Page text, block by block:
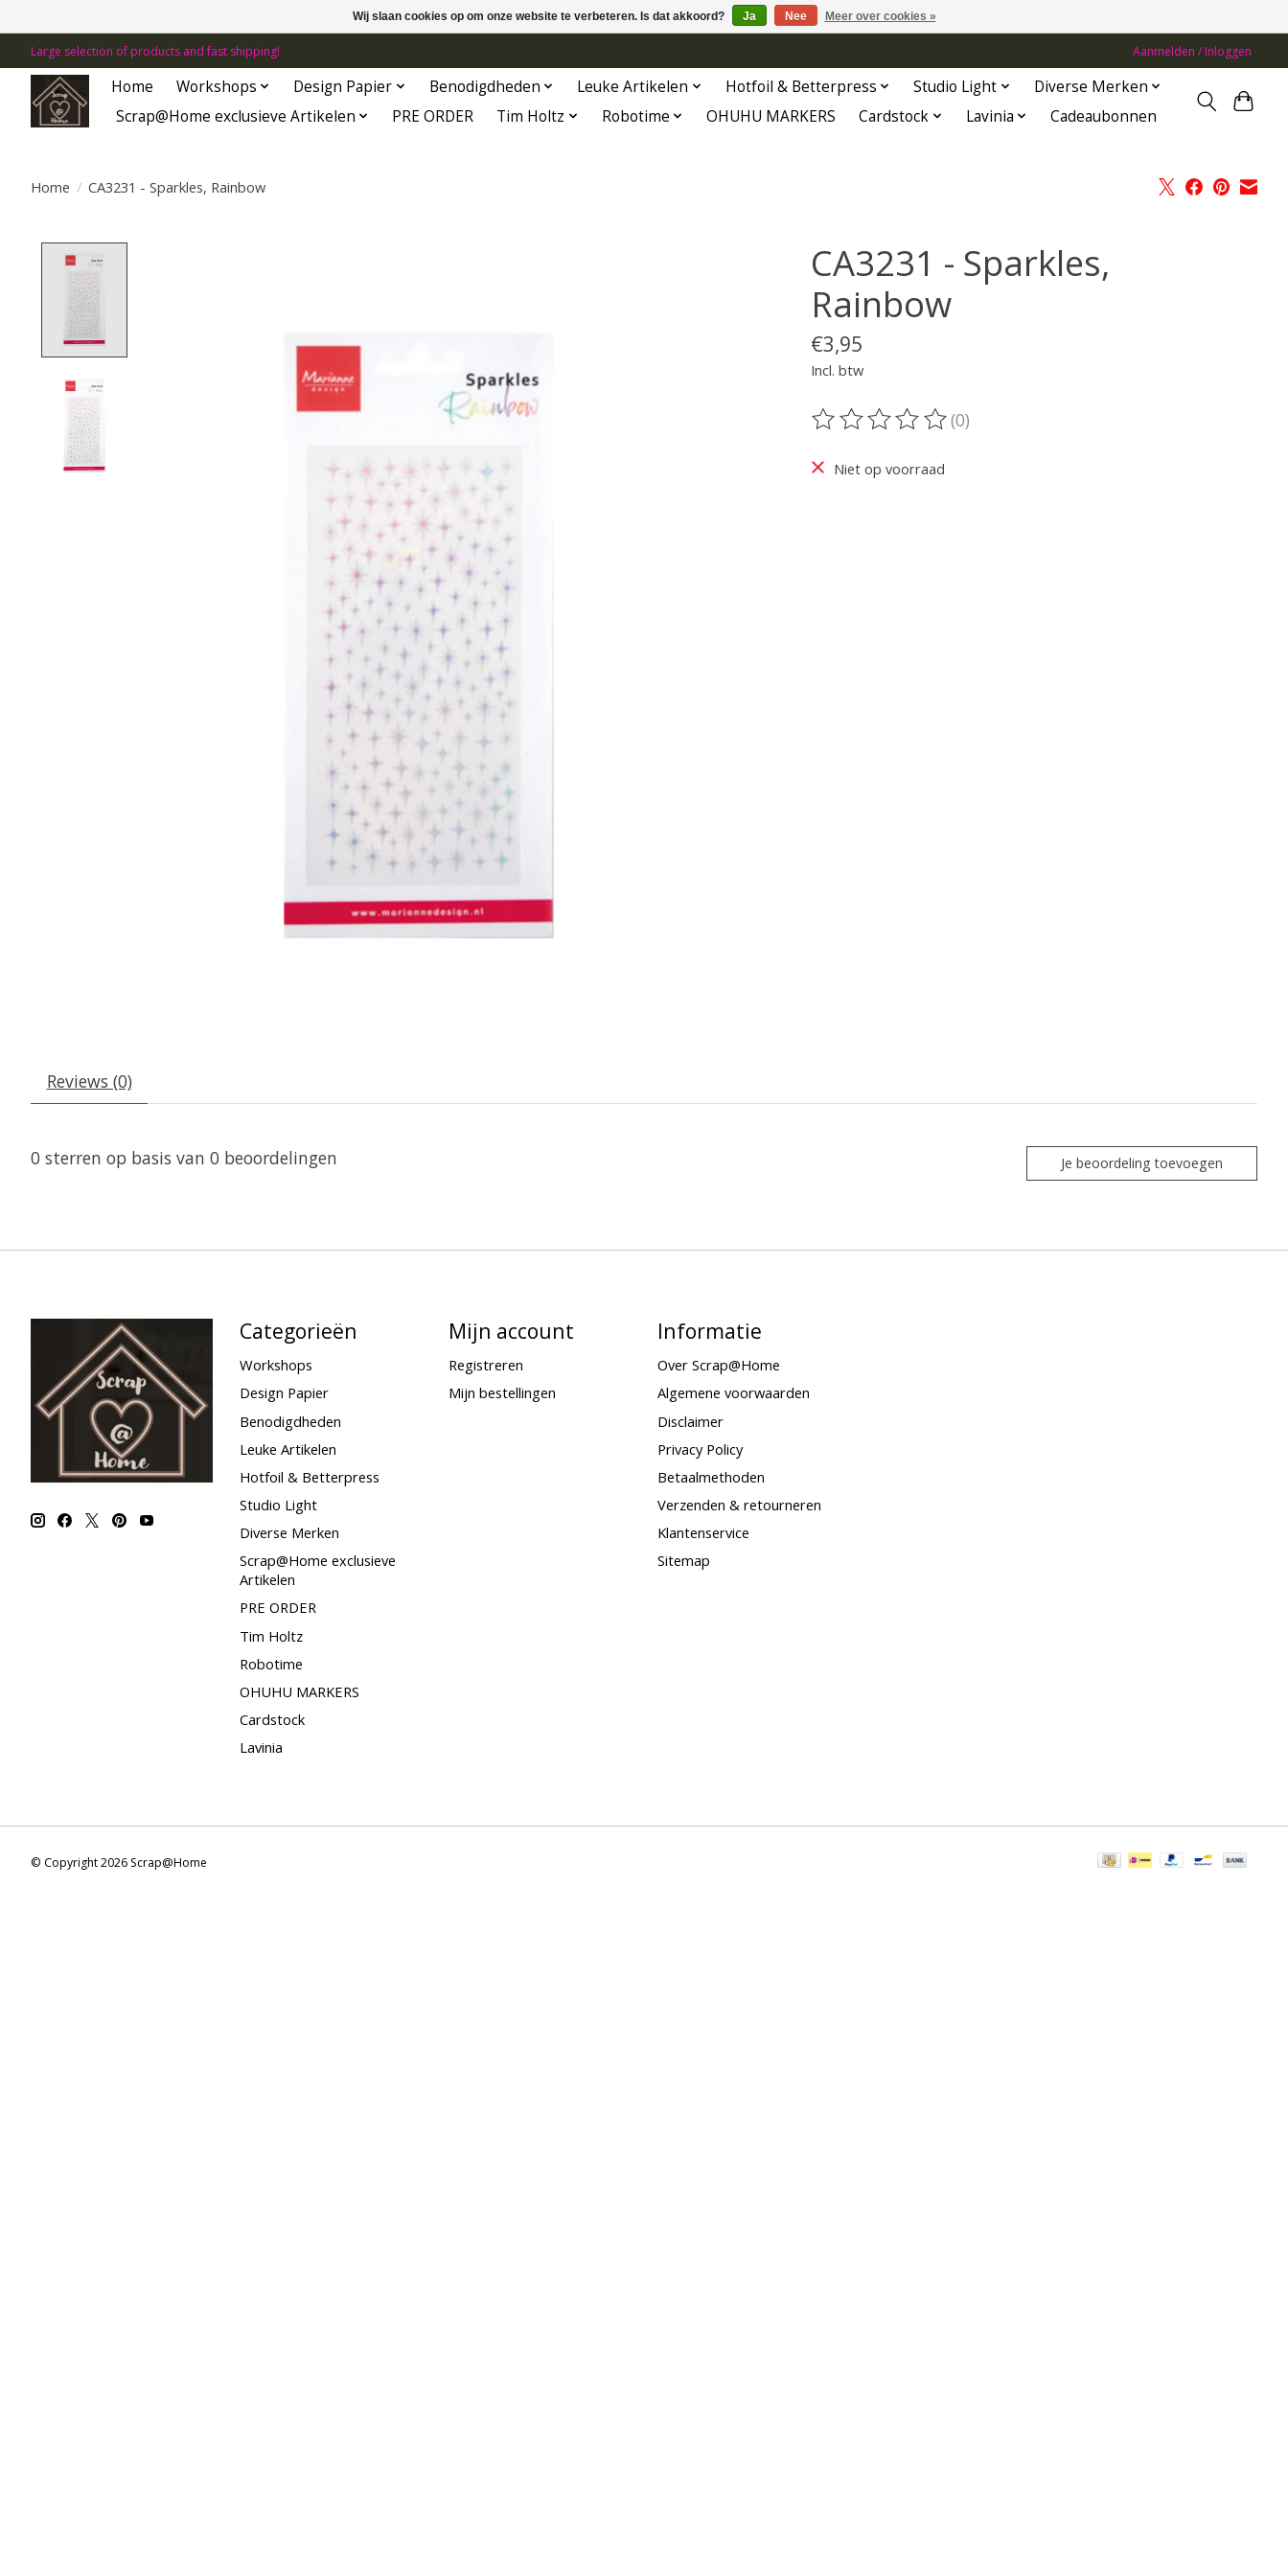
Large selection of products and fast shipping! Aanmelden / Inloggen
Home Workshops Design Papier Benodigdheden Leuke Artikelen Hotfoil & Betterpress Studio Light
Diverse Merken
Scrap@Home exclusieve Artikelen
PRE ORDER Tim Holtz Robotime OHUHU MARKERS Cardstock Lavinia Cadeaubonnen
Home / CA3231 - Sparkles, Rainbow
CA3231 - Sparkles,
Rainbow
€3,95
Incl. btw
De beoordeling van dit product is
(0)
Niet op voorraad
Reviews (0)
0 sterren op basis van 0 beoordelingen Je beoordeling toevoegen
Categorieën
Workshops
Design Papier
Benodigdheden
Leuke Artikelen
Hotfoil & Betterpress
Studio Light
Diverse Merken
Scrap@Home exclusieve
Artikelen
PRE ORDER
Tim Holtz
Robotime
OHUHU MARKERS
Cardstock
Lavinia
Mijn account
Registreren
Mijn bestellingen
Informatie
Over Scrap@Home
Algemene voorwaarden
Disclaimer
Privacy Policy
Betaalmethoden
Verzenden & retourneren
Klantenservice
Sitemap
© Copyright 2026 Scrap@Home
Wij slaan cookies op om onze website te verbeteren. Is dat akkoord? Ja Nee Meer over cookies »